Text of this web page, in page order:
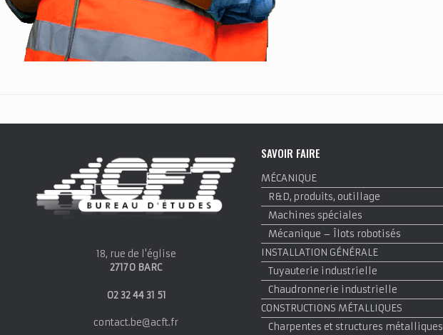
18, rue de l'église
27170 BARC
02 32 44 31 51
contact.be@acft.fr
SAVOIR FAIRE
MÉCANIQUE
R&D, produits, outillage
Machines spéciales
Mécanique – Îlots robotisés
INSTALLATION GÉNÉRALE
Tuyauterie industrielle
Chaudronnerie industrielle
CONSTRUCTIONS MÉTALLIQUES
Charpentes et structures métalliques